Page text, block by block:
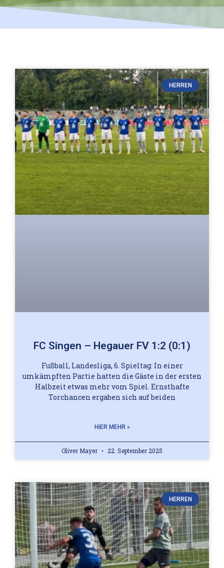
HERREN
FC Singen – Hegauer FV 1:2 (0:1)
Fußball, Landesliga, 6. Spieltag: In einer
umkämpften Partie hatten die Gäste in der ersten
Halbzeit etwas mehr vom Spiel. Ernsthafte
Torchancen ergaben sich auf beiden
HIER MEHR »
Oliver Mayer 22. September 2025
HERREN